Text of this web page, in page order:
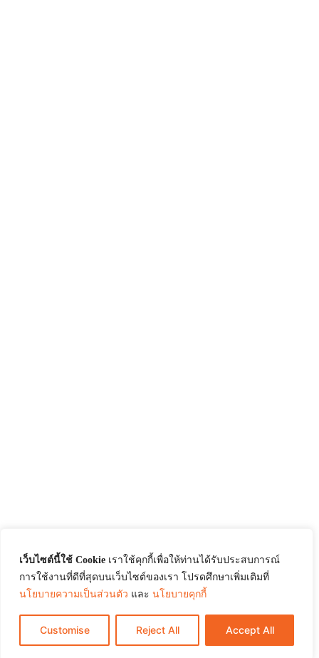
เว็บไซต์นี้ใช้ Cookie เราใช้คุกกี้เพื่อให้ท่านได้รับประสบการณ์
การใช้งานที่ดีที่สุดบนเว็บไซต์ของเรา โปรดศึกษาเพิ่มเติมที่
นโยบายความเป็นส่วนตัว และ นโยบายคุกกี้
Customise Reject All Accept All